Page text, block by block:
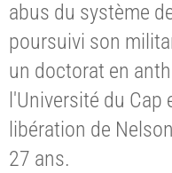
abus du système
poursuivi son
un doctorat en
l'Université du Cap
libération de
27 ans.